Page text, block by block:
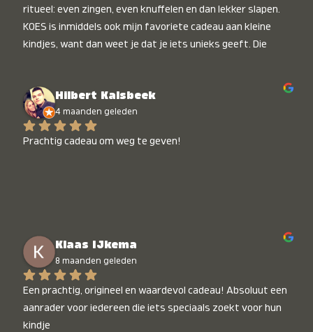
ritueel: even zingen, even knuffelen en dan lekker slapen.
KOES is inmiddels ook mijn favoriete cadeau aan kleine
kindjes, want dan weet je dat je iets unieks geeft. Die
Hilbert Kalsbeek
4 maanden geleden
Prachtig cadeau om weg te geven!
Klaas IJkema
8 maanden geleden
Een prachtig, origineel en waardevol cadeau! Absoluut een
aanrader voor iedereen die iets speciaals zoekt voor hun
kindje